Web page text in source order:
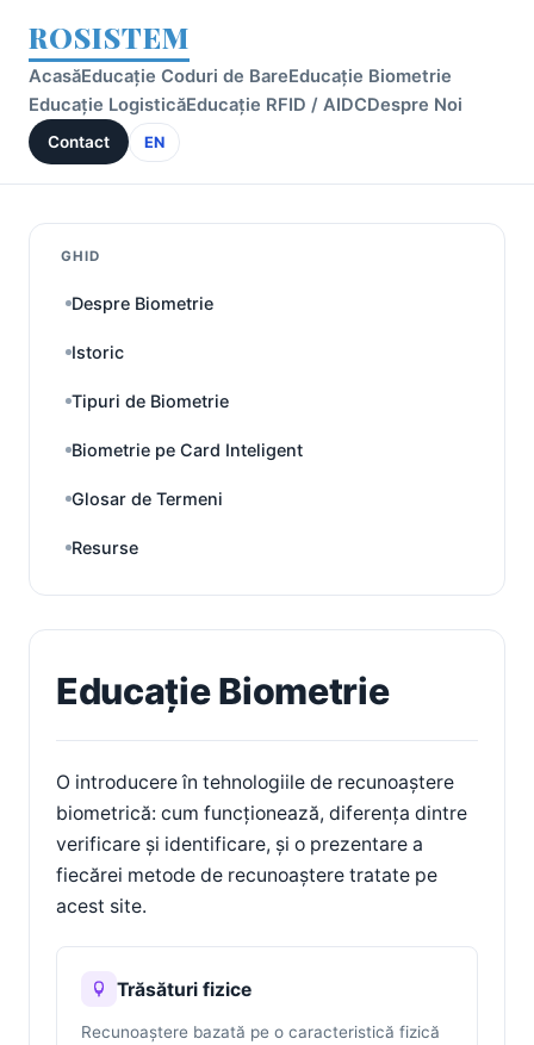
ROSISTEM
AcasăEducație Coduri de BareEducație Biometrie
Educație LogisticăEducație RFID / AIDCDespre Noi
Contact EN
GHID
Despre Biometrie
Istoric
Tipuri de Biometrie
Biometrie pe Card Inteligent
Glosar de Termeni
Resurse
Educație Biometrie
O introducere în tehnologiile de recunoaștere
biometrică: cum funcționează, diferența dintre
verificare și identificare, și o prezentare a
fiecărei metode de recunoaștere tratate pe
acest site.
Trăsături fizice
Recunoaștere bazată pe o caracteristică fizică